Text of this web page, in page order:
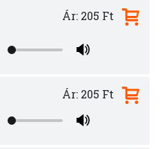
Ár: 205 Ft
Ár: 205 Ft